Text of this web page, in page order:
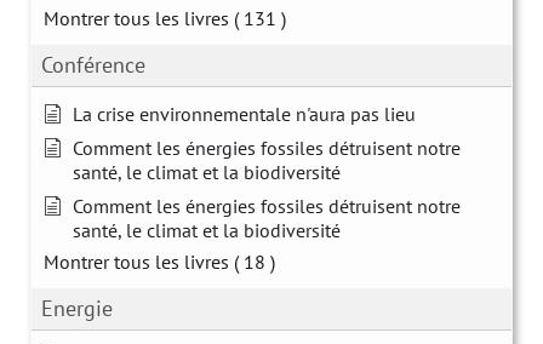
Montrer tous les livres ( 131 )
Conférence
La crise environnementale n'aura pas lieu
Comment les énergies fossiles détruisent notre
santé, le climat et la biodiversité
Comment les énergies fossiles détruisent notre
santé, le climat et la biodiversité
Montrer tous les livres ( 18 )
Energie